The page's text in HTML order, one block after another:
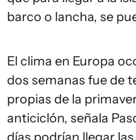
barco o lancha, se
El clima en Europa
dos semanas fue de
propias de la
anticiclón, señala